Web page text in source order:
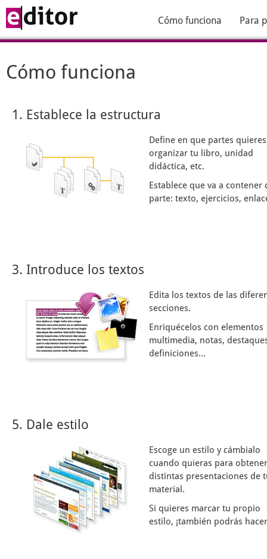
Cómo funciona Para
Cómo funciona
1. Establece la estructura
Define en que partes quieres
organizar tu libro, unidad
didáctica, etc.
Establece que va a contener
parte: texto, ejercicios,
3. Introduce los textos
Edita los textos de las
secciones.
Enriquécelos con elementos
multimedia, notas,
definiciones...
5. Dale estilo
Escoge un estilo y cámbialo
cuando quieras para obtener
distintas presentaciones de
material.
Si quieres marcar tu propio
estilo, ¡también podrás